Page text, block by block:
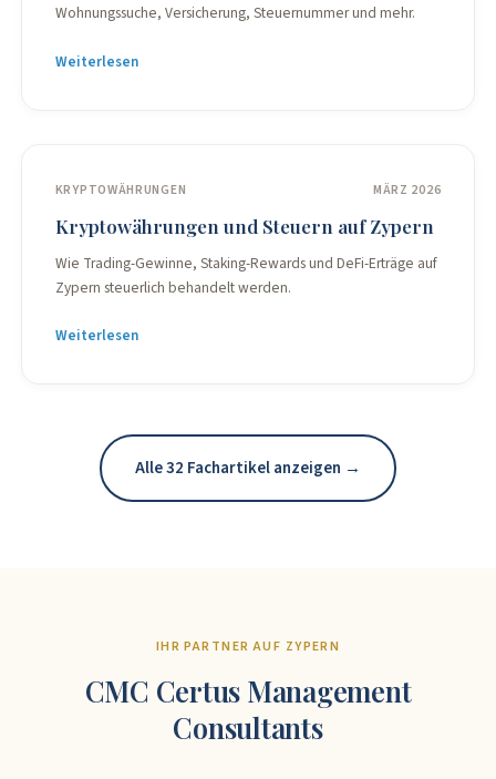
Wohnungssuche, Versicherung, Steuernummer und mehr.
Weiterlesen
KRYPTOWÄHRUNGEN MÄRZ 2026
Kryptowährungen und Steuern auf Zypern
Wie Trading-Gewinne, Staking-Rewards und DeFi-Erträge auf
Zypern steuerlich behandelt werden.
Weiterlesen
Alle 32 Fachartikel anzeigen →
IHR PARTNER AUF ZYPERN
CMC Certus Management
Consultants